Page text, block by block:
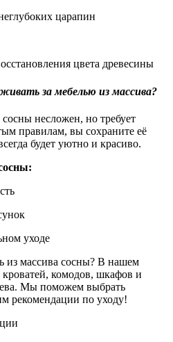
царапин
цвета древесины
за мебелью из массива?
несложен, но требует
правилам, вы сохраните её
будет уютно и красиво.
уходе
из массива сосны? В нашем
комодов, шкафов и
Мы поможем выбрать
рекомендации по уходу!